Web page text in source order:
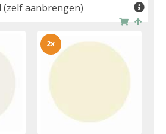
(zelf aanbrengen)
2x